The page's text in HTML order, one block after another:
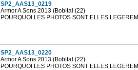
SP2_AAS13_0219
Armor A Sons 2013 (Bobital (22)
POURQUOI LES PHOTOS SONT ELLES
SP2_AAS13_0220
Armor A Sons 2013 (Bobital (22)
POURQUOI LES PHOTOS SONT ELLES